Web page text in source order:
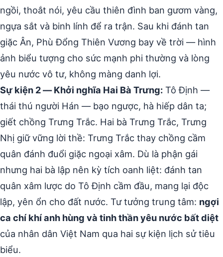
ngồi, thoắt nói, yêu cầu thiên đình ban gươm vàng,
ngựa sắt và binh lính để ra trận. Sau khi đánh tan
giặc Ân, Phù Đổng Thiên Vương bay về trời — hình
ảnh biểu tượng cho sức mạnh phi thường và lòng
yêu nước vô tư, không màng danh lợi.
Sự kiện 2 — Khởi nghĩa Hai Bà Trưng: Tô Định —
thái thú người Hán — bạo ngược, hà hiếp dân ta;
giết chồng Trưng Trắc. Hai bà Trưng Trắc, Trưng
Nhị giữ vững lời thề: Trưng Trắc thay chồng cầm
quân đánh đuổi giặc ngoại xâm. Dù là phận gái
nhưng hai bà lập nên kỳ tích oanh liệt: đánh tan
quân xâm lược do Tô Định cầm đầu, mang lại độc
lập, yên ổn cho đất nước. Tư tưởng trung tâm: ngợi
ca chí khí anh hùng và tinh thần yêu nước bất diệt
của nhân dân Việt Nam qua hai sự kiện lịch sử tiêu
biểu.